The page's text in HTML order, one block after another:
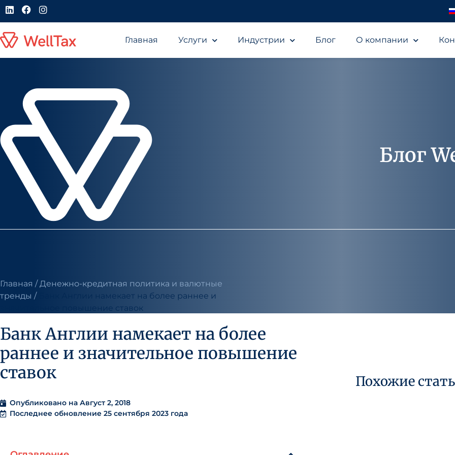
Главная Услуги Индустрии Блог О компании
Блог
Главная /Денежно-кредитная политика и валютные
тренды /
Банк Англии намекает на более раннее и
значительное повышение ставок
Банк Англии намекает на более
раннее и значительное повышение
ставок
Опубликовано на Август 2, 2018
Последнее обновление 25 сентября 2023 года
Похожие